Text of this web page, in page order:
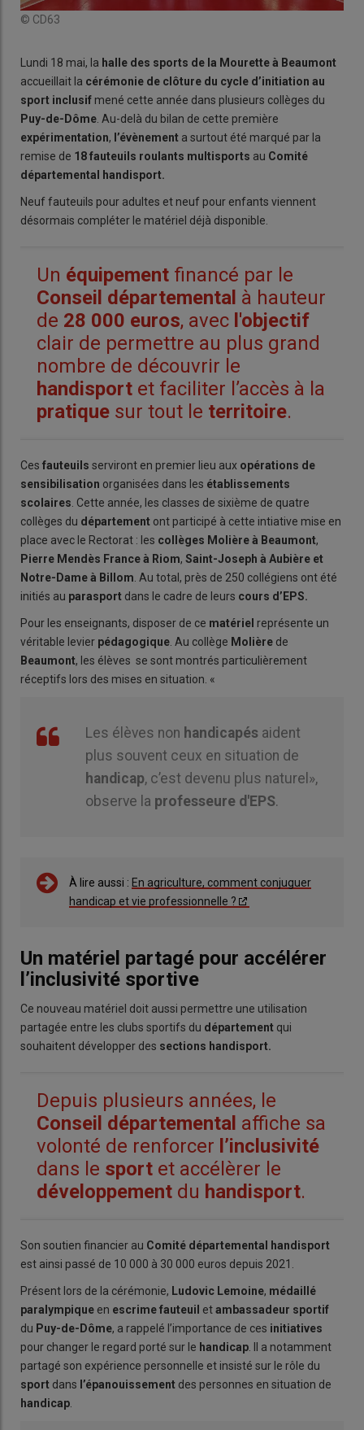
© CD63
Lundi 18 mai, la halle des sports de la Mourette à Beaumont
accueillait la cérémonie de clôture du cycle d’initiation au
sport inclusif mené cette année dans plusieurs collèges du
Puy-de-Dôme. Au-delà du bilan de cette première
expérimentation, l’évènement a surtout été marqué par la
remise de 18 fauteuils roulants multisports au Comité
départemental handisport.
Neuf fauteuils pour adultes et neuf pour enfants viennent
désormais compléter le matériel déjà disponible.
Un équipement financé par le
Conseil départemental à hauteur
de 28 000 euros, avec l'objectif
clair de permettre au plus grand
nombre de découvrir le
handisport et faciliter l’accès à la
pratique sur tout le territoire.
Ces fauteuils serviront en premier lieu aux opérations de
sensibilisation organisées dans les établissements
scolaires. Cette année, les classes de sixième de quatre
collèges du département ont participé à cette intiative mise en
place avec le Rectorat : les collèges Molière à Beaumont,
Pierre Mendès France à Riom, Saint-Joseph à Aubière et
Notre-Dame à Billom. Au total, près de 250 collégiens ont été
initiés au parasport dans le cadre de leurs cours d’EPS.
Pour les enseignants, disposer de ce matériel représente un
véritable levier pédagogique. Au collège Molière de
Beaumont, les élèves se sont montrés particulièrement
réceptifs lors des mises en situation. «
Les élèves non handicapés aident
plus souvent ceux en situation de
handicap, c’est devenu plus naturel»,
observe la professeure d'EPS.
À lire aussi : En agriculture, comment conjuguer
handicap et vie professionnelle ?
Un matériel partagé pour accélérer
l’inclusivité sportive
Ce nouveau matériel doit aussi permettre une utilisation
partagée entre les clubs sportifs du département qui
souhaitent développer des sections handisport.
Depuis plusieurs années, le
Conseil départemental affiche sa
volonté de renforcer l’inclusivité
dans le sport et accélèrer le
développement du handisport.
Son soutien financier au Comité départemental
handisport
est ainsi passé de 10 000 à 30 000 euros depuis 2021.
Présent lors de la cérémonie, Ludovic Lemoine, médaillé
paralympique en escrimefauteuil etambassadeur sportif
du Puy-de-Dôme, a rappelé l’importance de ces initiatives
pour changer le regard porté sur le handicap . Il a notamment
partagé son expérience personnelle et insisté sur le rôle du
sport dans l’épanouissement des personnes en situation de
handicap